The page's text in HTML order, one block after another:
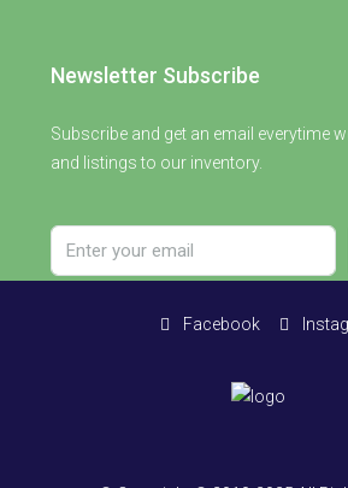
Newsletter Subscribe
Subscribe and get an email everytime
and listings to our inventory.
Facebook